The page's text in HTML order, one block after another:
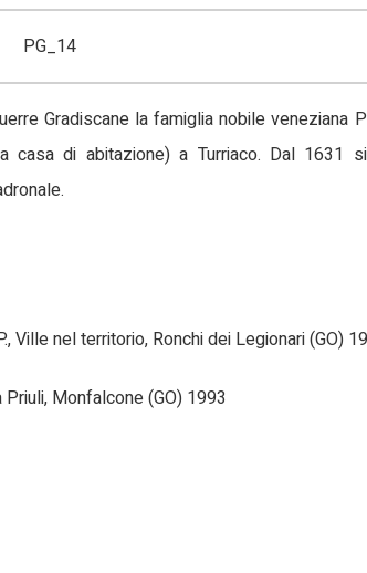
PG_14
Gradiscane la famiglia nobile veneziana
casa di abitazione) a Turriaco. Dal 1631
Ville nel territorio, Ronchi dei Legionari (GO)
Priuli, Monfalcone (GO) 1993